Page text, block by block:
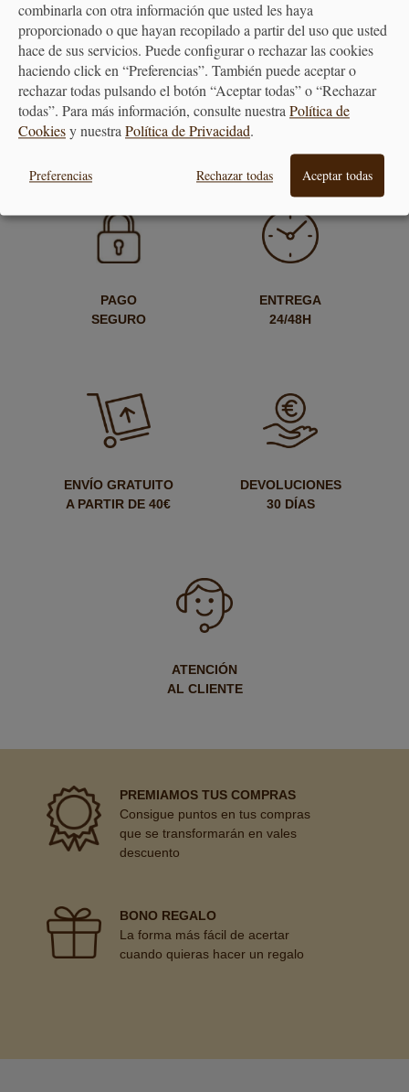
Manta para Cuchillos Wüsthof
6 Piezas
49,05 €
PAGO
SEGURO
ENTREGA
24/48H
ENVÍO GRATUITO
A PARTIR DE 40€
DEVOLUCIONES
30 DÍAS
ATENCIÓN
AL CLIENTE
PREMIAMOS TUS COMPRAS
Consigue puntos en tus compras
que se transformarán en vales
descuento
BONO REGALO
La forma más fácil de acertar
cuando quieras hacer un regalo
combinarla con otra información que usted les haya
proporcionado o que hayan recopilado a partir del uso que usted
hace de sus servicios. Puede configurar o rechazar las cookies
haciendo click en “Preferencias”. También puede aceptar o
rechazar todas pulsando el botón “Aceptar todas” o “Rechazar
todas”. Para más información, consulte nuestra Política de
Cookiesy nuestra Política de Privacidad.
Preferencias Rechazar todas Aceptar todas